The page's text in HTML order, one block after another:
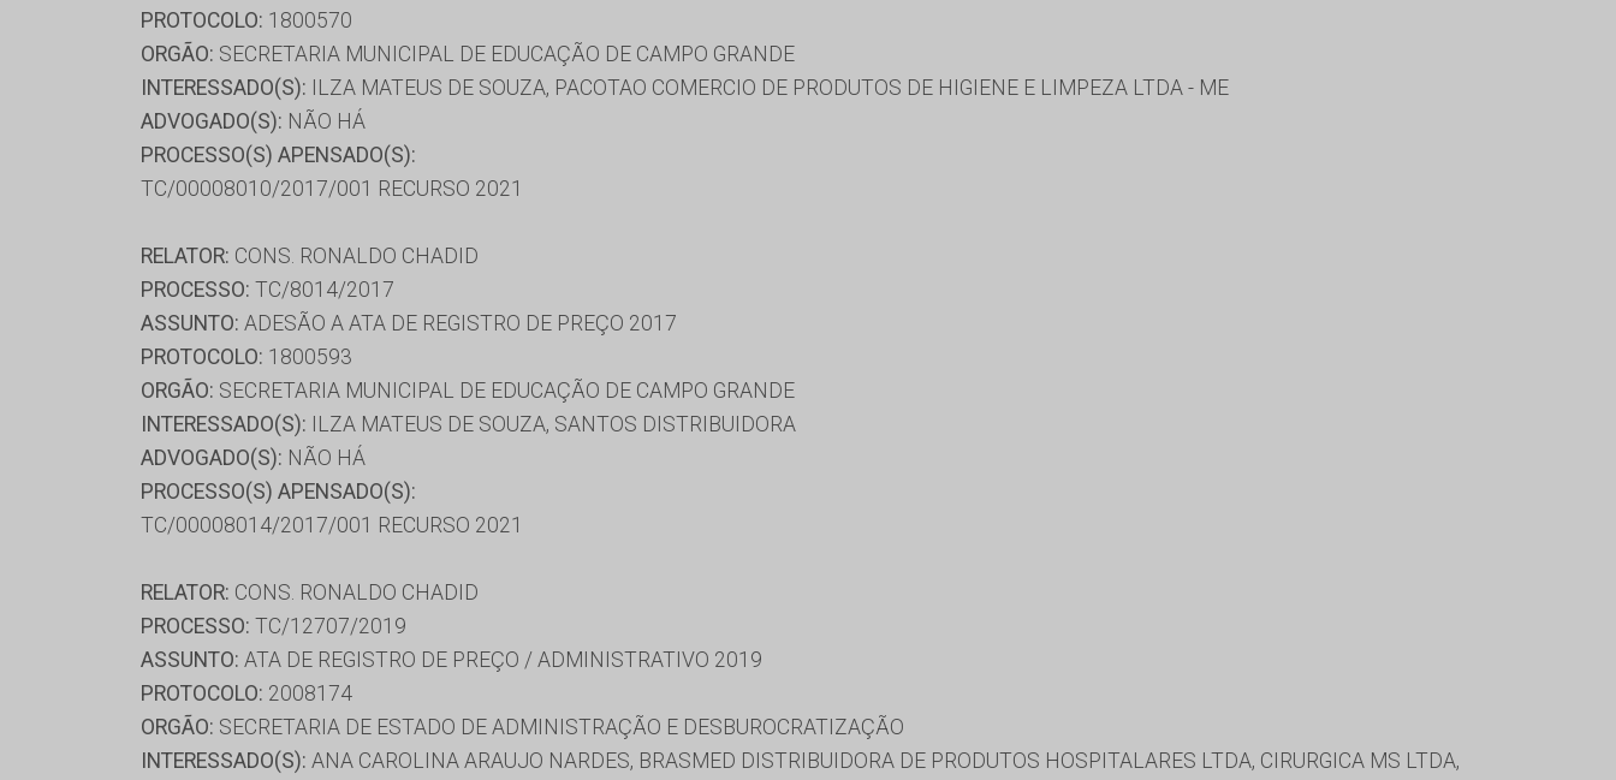
PROTOCOLO: 1800570
ORGÃO: SECRETARIA MUNICIPAL DE EDUCAÇÃO DE CAMPO GRANDE
INTERESSADO(S): ILZA MATEUS DE SOUZA, PACOTAO COMERCIO DE PRODUTOS DE HIGIENE E LIMPEZA LTDA - ME
ADVOGADO(S): NÃO HÁ
PROCESSO(S) APENSADO(S):
TC/00008010/2017/001 RECURSO 2021
RELATOR: CONS. RONALDO CHADID
PROCESSO: TC/8014/2017
ASSUNTO: ADESÃO A ATA DE REGISTRO DE PREÇO 2017
PROTOCOLO: 1800593
ORGÃO: SECRETARIA MUNICIPAL DE EDUCAÇÃO DE CAMPO GRANDE
INTERESSADO(S): ILZA MATEUS DE SOUZA, SANTOS DISTRIBUIDORA
ADVOGADO(S): NÃO HÁ
PROCESSO(S) APENSADO(S):
TC/00008014/2017/001 RECURSO 2021
RELATOR: CONS. RONALDO CHADID
PROCESSO: TC/12707/2019
ASSUNTO: ATA DE REGISTRO DE PREÇO / ADMINISTRATIVO 2019
PROTOCOLO: 2008174
ORGÃO: SECRETARIA DE ESTADO DE ADMINISTRAÇÃO E DESBUROCRATIZAÇÃO
INTERESSADO(S): ANA CAROLINA ARAUJO NARDES, BRASMED DISTRIBUIDORA DE PRODUTOS HOSPITALARES LTDA, CIRURGICA MS LTDA,